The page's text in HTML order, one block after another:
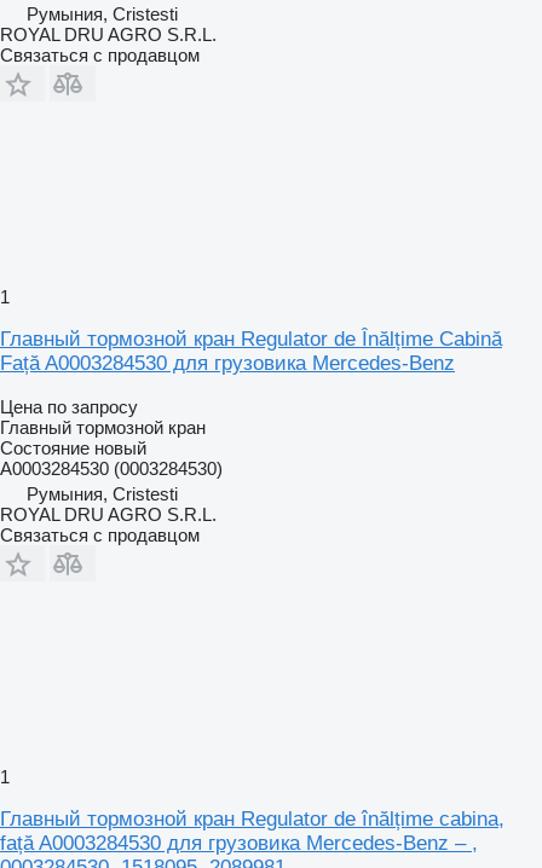
Румыния, Cristesti
ROYAL DRU AGRO S.R.L.
Связаться с продавцом
1
Главный тормозной кран Regulator de Înălțime Cabină
Față A0003284530 для грузовика Mercedes-Benz
Цена по запросу
Главный тормозной кран
Состояние новый
A0003284530 (0003284530)
Румыния, Cristesti
ROYAL DRU AGRO S.R.L.
Связаться с продавцом
1
Главный тормозной кран Regulator de înălțime cabina,
față A0003284530 для грузовика Mercedes-Benz – ,